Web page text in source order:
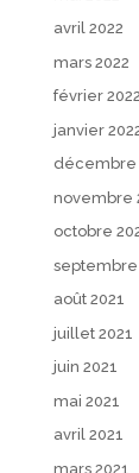
avril 2022
mars 2022
février 2022
janvier
décembre
novembre
octobre
septembre
août 2021
juillet 2021
juin 2021
mai 2021
avril 2021
mars 2021